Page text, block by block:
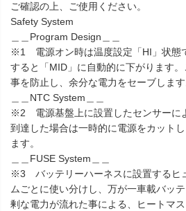
ご確認の上、ご使用ください。
Safety System
＿＿Program Design＿＿
※1 電源オン時は温度設定「HI」状態
すると「MID」に自動的に下がります
事を防止し、余分な電力をセーブします
＿＿NTC System＿＿
※2 電源基盤上に設置したセンサーに
到達した場合は一時的に電源をカット
ます。
＿＿FUSE System＿＿
※3 バッテリーハーネスに設置するヒ
ムごとに使い分けし、万が一車載バッ
剰な電力が流れた事による、ヒートマ